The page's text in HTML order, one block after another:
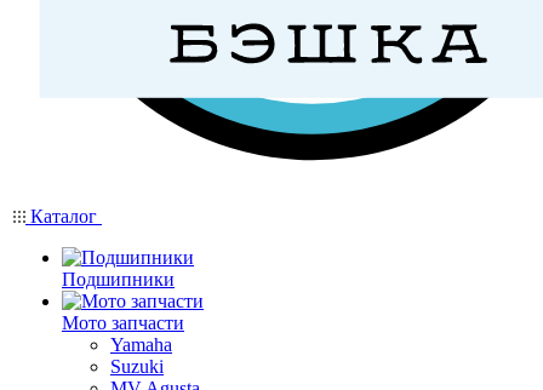
Каталог
Подшипники
Мото запчасти
Yamaha
Suzuki